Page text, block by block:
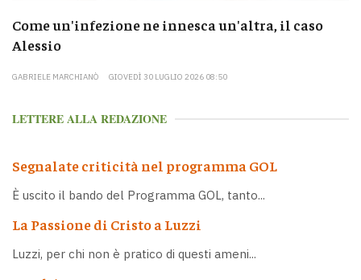
Come un'infezione ne innesca un'altra, il caso
Alessio
GABRIELE MARCHIANÒ GIOVEDÌ 30 LUGLIO 2026 08:50
LETTERE ALLA REDAZIONE
Segnalate criticità nel programma GOL
È uscito il bando del Programma GOL, tanto...
La Passione di Cristo a Luzzi
Luzzi, per chi non è pratico di questi ameni...